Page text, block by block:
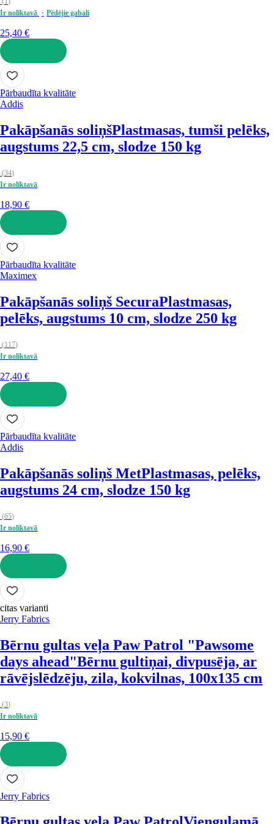
Ir noliktavā
Pēdējie gabali
25,40 €
LIKT GROZĀ
Pārbaudīta kvalitāte
Addis
Pakāpšanās soliņšPlastmasas, tumši pelēks,
augstums 22,5 cm, slodze 150 kg
(34)
Ir noliktavā
18,90 €
LIKT GROZĀ
Pārbaudīta kvalitāte
Maximex
Pakāpšanās soliņš SecuraPlastmasas,
pelēks, augstums 10 cm, slodze 250 kg
(117)
Ir noliktavā
27,40 €
LIKT GROZĀ
Pārbaudīta kvalitāte
Addis
Pakāpšanās soliņš MetPlastmasas, pelēks,
augstums 24 cm, slodze 150 kg
(65)
Ir noliktavā
16,90 €
LIKT GROZĀ
citas varianti
Jerry Fabrics
Bērnu gultas veļa Paw Patrol "Pawsome
days ahead"Bērnu gultiņai, divpusēja, ar
rāvējslēdzēju, zila, kokvilnas, 100x135 cm
(3)
Ir noliktavā
15,90 €
LIKT GROZĀ
Jerry Fabrics